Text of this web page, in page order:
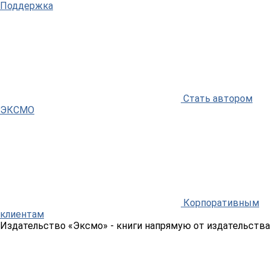
Поддержка
Стать автором
ЭКСМО
Корпоративным
клиентам
Издательство «Эксмо» - книги напрямую от издательства